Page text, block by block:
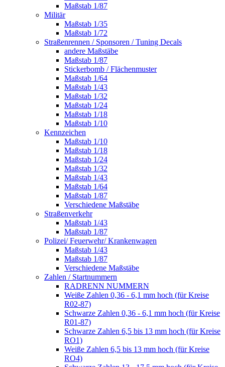
Maßstab 1/87
Militär
Maßstab 1/35
Maßstab 1/72
Straßenrennen / Sponsoren / Tuning Decals
andere Maßstäbe
Maßstab 1/87
Stickerbomb / Flächenmuster
Maßstab 1/64
Maßstab 1/43
Maßstab 1/32
Maßstab 1/24
Maßstab 1/18
Maßstab 1/10
Kennzeichen
Maßstab 1/10
Maßstab 1/18
Maßstab 1/24
Maßstab 1/32
Maßstab 1/43
Maßstab 1/64
Maßstab 1/87
Verschiedene Maßstäbe
Straßenverkehr
Maßstab 1/43
Maßstab 1/87
Polizei/ Feuerwehr/ Krankenwagen
Maßstab 1/43
Maßstab 1/87
Verschiedene Maßstäbe
Zahlen / Startnummern
RADRENN NUMMERN
Weiße Zahlen 0,36 - 6,1 mm hoch (für Kreise
R02-87)
Schwarze Zahlen 0,36 - 6,1 mm hoch (für Kreise
R01-87)
Schwarze Zahlen 6,5 bis 13 mm hoch (für Kreise
RO1)
Weiße Zahlen 6,5 bis 13 mm hoch (für Kreise
RO4)